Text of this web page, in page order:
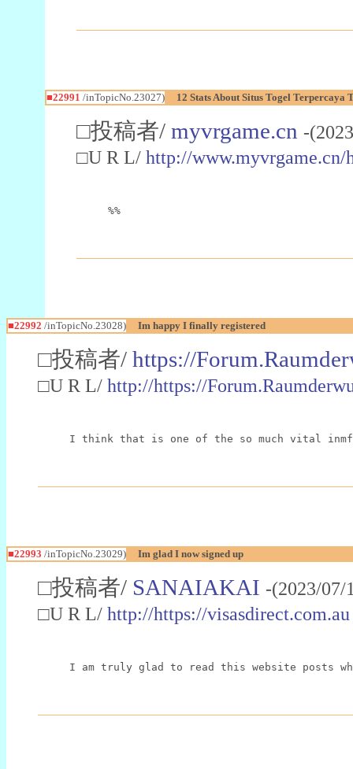
■22991 /inTopicNo.23027) 12 Stats About Situs Togel Terpercaya
□投稿者/ myvrgame.cn -
□U R L/ http://www.myvrgame.cn/
%%
■22992 /inTopicNo.23028) Im happy I finally registered
□投稿者/ https://
□U R L/ http://https://
I think that is one of the so much vital
■22993 /inTopicNo.23029) Im glad I now signed up
□投稿者/ SANAIAKAI -(2023/
□U R L/ http://https://visasdirect.com.au
I am truly glad to read this website posts